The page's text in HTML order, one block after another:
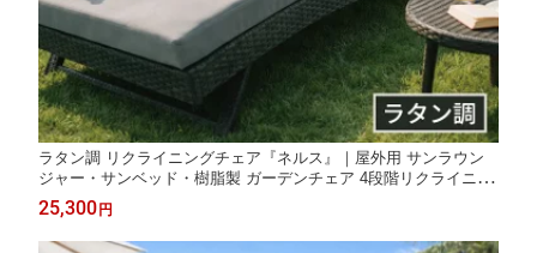
ラタン調 リクライニングチェア『ネルス』｜屋外用 サンラウン
ジャー・サンベッド・樹脂製 ガーデンチェア 4段階リクライニン
グ マットレス取り外し可能
25,300 円